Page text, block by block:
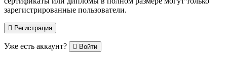
зарегистрированные пользователи.
Регистрация
Уже есть аккаунт? Войти